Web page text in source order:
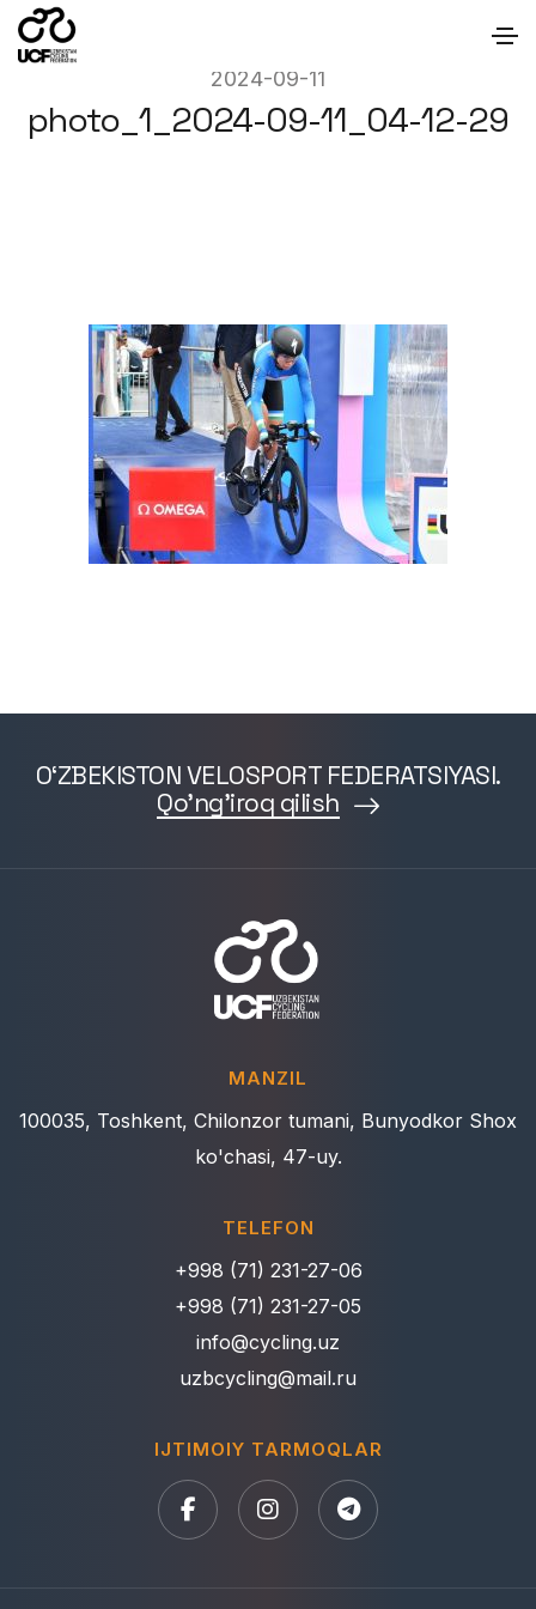
2024-09-11
photo_1_2024-09-11_04-12-29
O‘ZBEKISTON VELOSPORT FEDERATSIYASI.
Qo'ng'iroq qilish
MANZIL
100035, Toshkent, Chilonzor tumani, Bunyodkor Shox
ko'chasi, 47-uy.
TELEFON
+998 (71) 231-27-06
+998 (71) 231-27-05
info@cycling.uz
uzbcycling@mail.ru
IJTIMOIY TARMOQLAR